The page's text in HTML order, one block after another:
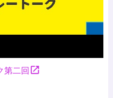
第二回open_in_new